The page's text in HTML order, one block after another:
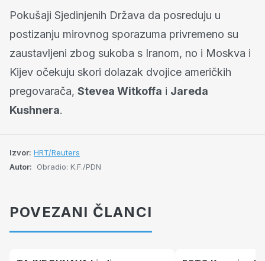
Pokušaji Sjedinjenih Država da posreduju u
postizanju mirovnog sporazuma privremeno su
zaustavljeni zbog sukoba s Iranom, no i Moskva i
Kijev očekuju skori dolazak dvojice američkih
pregovarača, Stevea Witkoffa i Jareda
Kushnera.
Izvor: HRT/Reuters
Autor:
Obradio: K.F./PDN
POVEZANI ČLANCI